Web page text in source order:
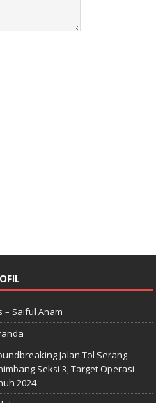
– Saiful Anam
Jalan Tol Serang –
Seksi 3, Target Operasi
2024